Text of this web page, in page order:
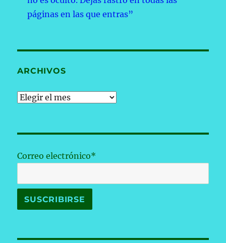
páginas en las que entras”
ARCHIVOS
Archivos
Correo electrónico*